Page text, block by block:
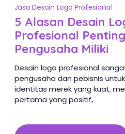
Jasa Desain Logo Profesional
5 Alasan Desain
Profesional
Pengusaha Miliki
Desain logo profesional
pengusaha dan pebisnis
identitas merek yang kuat,
pertama yang positif,